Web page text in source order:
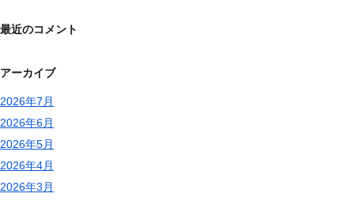
最近のコメント
アーカイブ
2026年7月
2026年6月
2026年5月
2026年4月
2026年3月